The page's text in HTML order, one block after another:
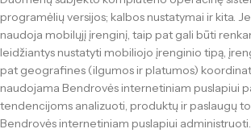
programėlių versijos; kalbos nustatymai ir kita.
naudoja mobilųjį įrenginį, taip pat gali būti
leidžiantys nustatyti mobiliojo įrenginio tipą,
pat geografines (ilgumos ir platumos)
naudojama Bendrovės internetiniam puslapiui
tendencijoms analizuoti, produktų ir paslaugų
Bendrovės internetiniam puslapiui